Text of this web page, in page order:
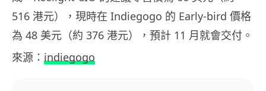
516 港元），現時在 Indiegogo 的 Early-bird 價格
為 48 美元（約 376 港元），預計 11 月就會交付。
來源： indiegogo